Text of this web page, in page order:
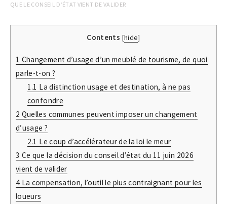
QUE LE CONSEIL D’ÉTAT VIENT DE VALIDER
Contents [hide]
1 Changement d’usage d’un meublé de tourisme, de quoi
parle-t-on ?
1.1 La distinction usage et destination, à ne pas
confondre
2 Quelles communes peuvent imposer un changement
d’usage ?
2.1 Le coup d’accélérateur de la loi le meur
3 Ce que la décision du conseil d’état du 11 juin 2026
vient de valider
4 La compensation, l’outil le plus contraignant pour les
loueurs